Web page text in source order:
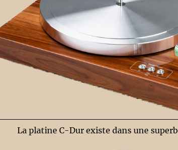
La platine C-Dur existe dans une